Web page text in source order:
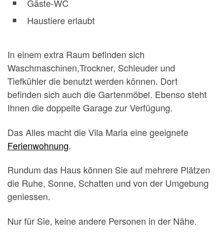
Gäste-WC
Haustiere erlaubt
In einem extra Raum befinden sich
Waschmaschinen,Trockner, Schleuder und
Tiefkühler die benutzt werden können. Dort
befinden sich auch die Gartenmöbel. Ebenso steht
Ihnen die doppelte Garage zur Verfügung.
Das Alles macht die Vila Maria eine geeignete
Ferienwohnung.
Rundum das Haus können Sie auf mehrere Plätzen
die Ruhe, Sonne, Schatten und von der Umgebung
geniessen.
Nur für Sie, keine andere Personen in der Nähe.